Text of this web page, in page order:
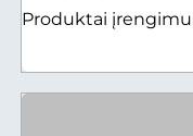
Produktai